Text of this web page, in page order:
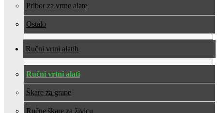
Pribor za vrtne alate
Ostalo
Ručni vrtni alati
Ručni vrtni alati
Škare za grane
Ručne škare za živicu